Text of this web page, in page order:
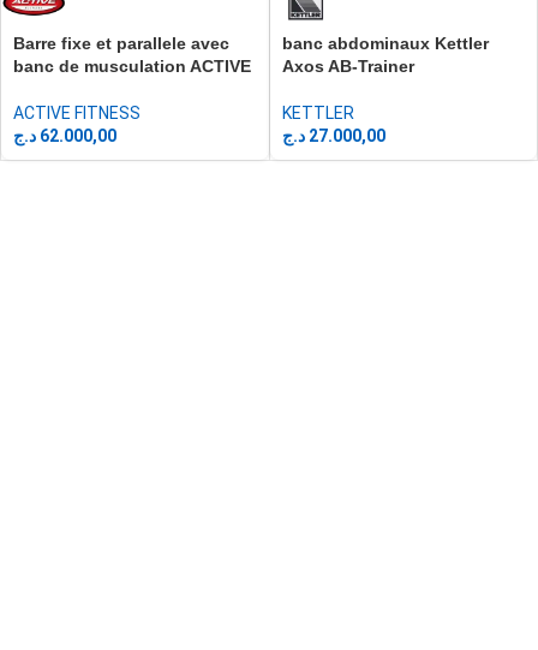
Barre fixe et parallele avec
banc de musculation ACTIVE
ACTIVE FITNESS
62.000,00 د.ج
banc abdominaux Kettler
Axos AB-Trainer
KETTLER
27.000,00 د.ج